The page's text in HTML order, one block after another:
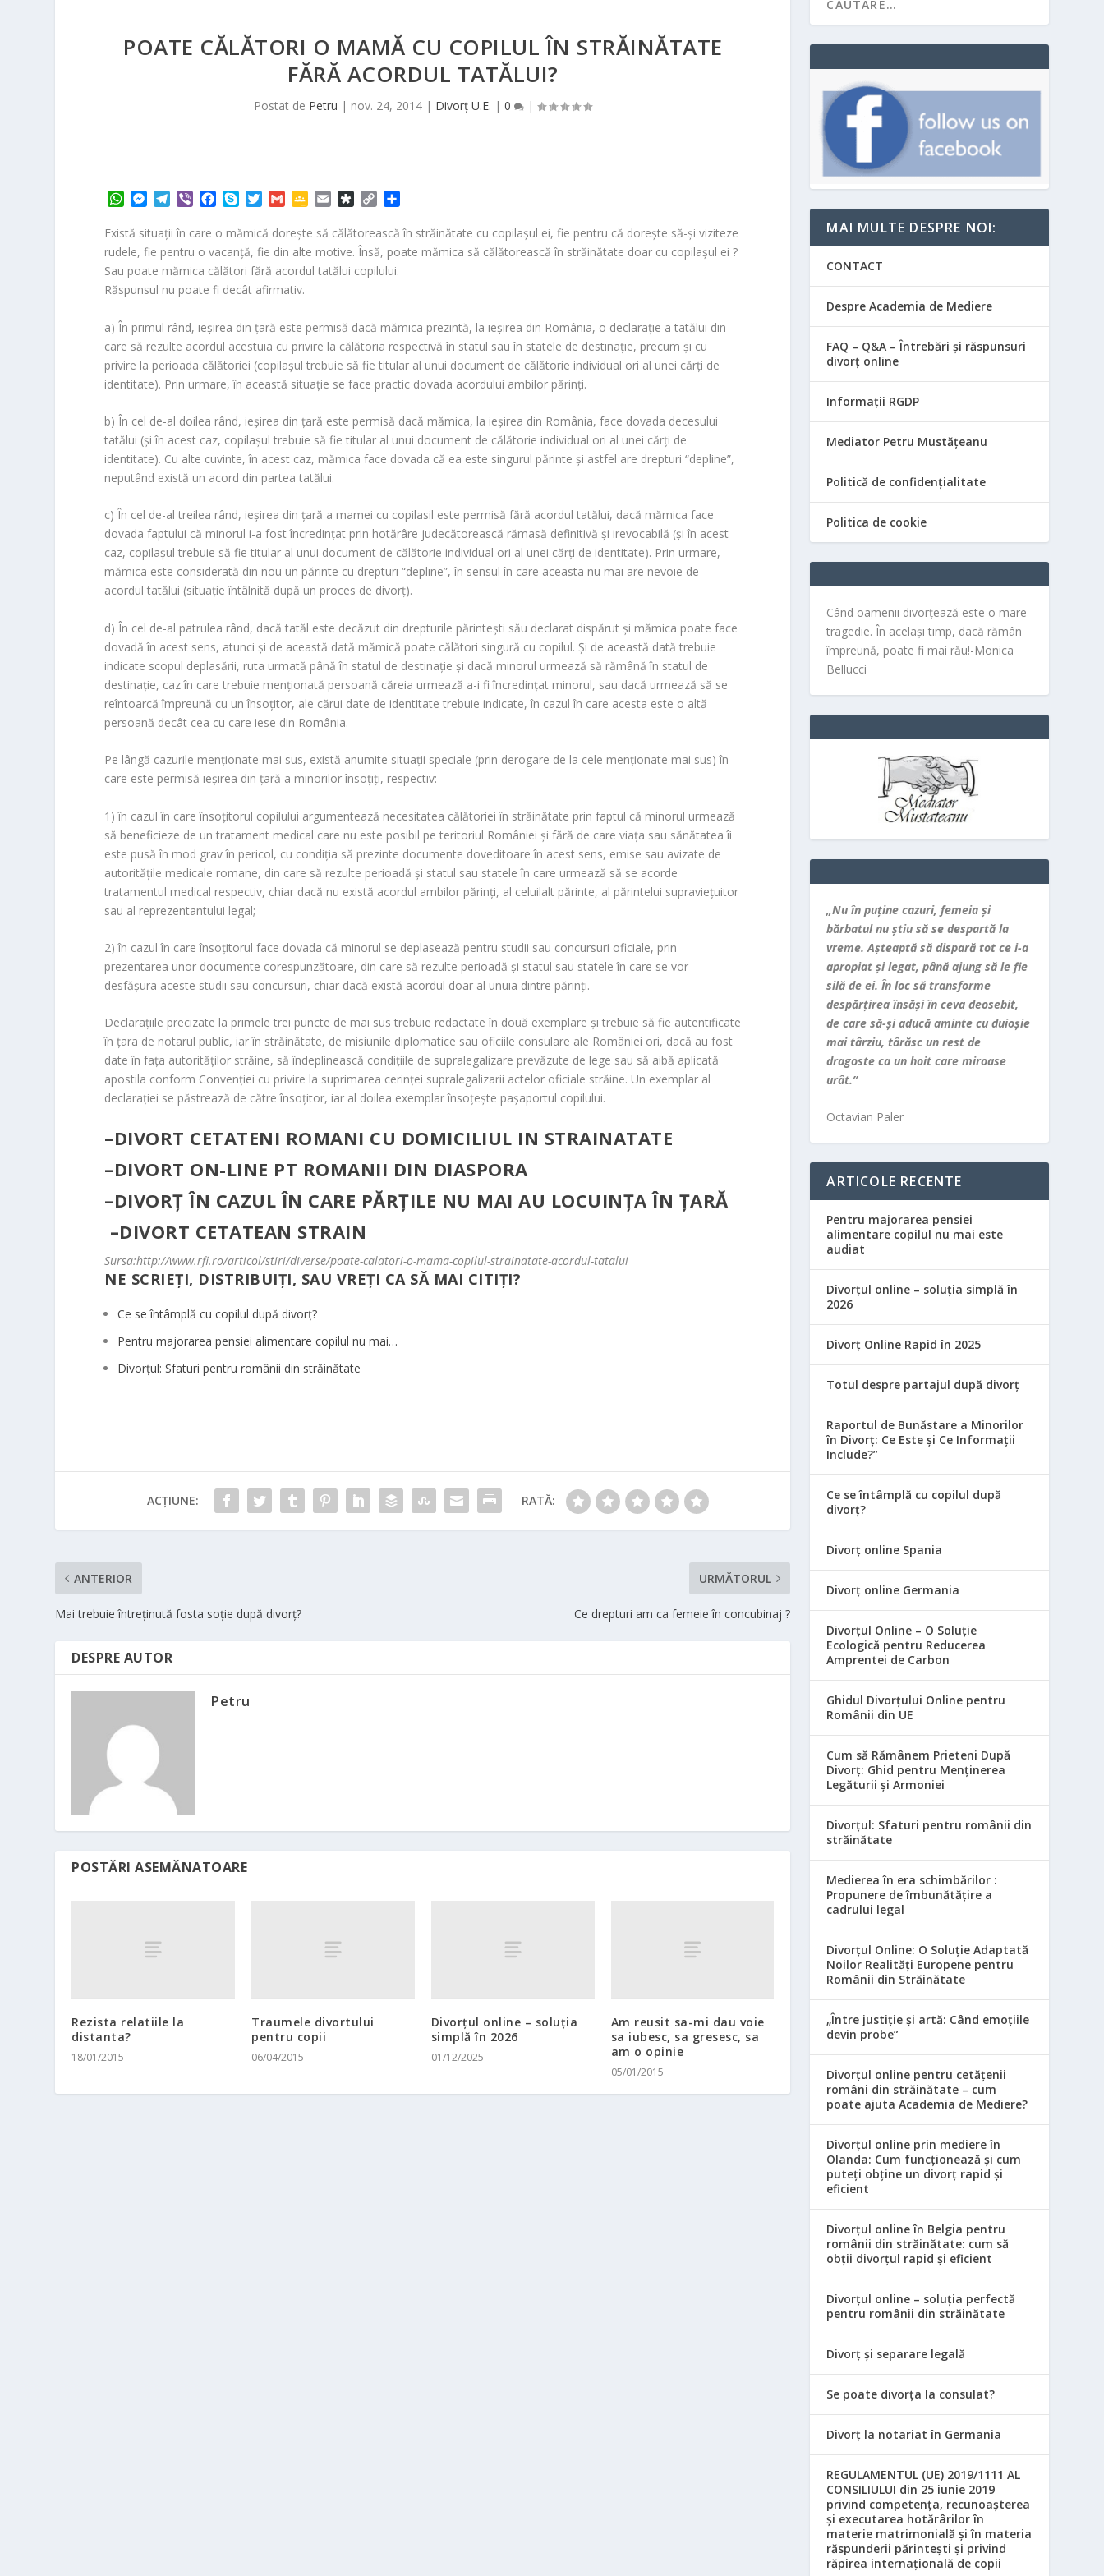
POATE CĂLĂTORI O MAMĂ CU COPILUL ÎN STRĂINĂTATE
FĂRĂ ACORDUL TATĂLUI?
Postat de Petru | nov. 24, 2014 | Divorț U.E. |0 |
W
a
t
s
A
p
M
s
s
e
n
g
r
T
l
e
g
r
a
V
b
e
r
c
e
b
o
o
y
p
e
T
i
t
t
e
r
G
a
i
l
G
o
g
l
e
a
s
s
r
m
a
i
l
D
a
s
p
o
p
y
L
i
r
t
z
ă
Există situaţii în care o mămică doreşte să călătorească în străinătate cu copilaşul ei, fie pentru că doreşte să-şi viziteze
rudele, fie pentru o vacanţă, fie din alte motive. Însă, poate mămica să călătorească în străinătate doar cu copilaşul ei ?
Sau poate mămica călători fără acordul tatălui copilului.
Răspunsul nu poate fi decât afirmativ.
a) În primul rând, ieşirea din ţară este permisă dacă mămica prezintă, la ieşirea din România, o declaraţie a tatălui din
care să rezulte acordul acestuia cu privire la călătoria respectivă în statul sau în statele de destinaţie, precum şi cu
privire la perioada călătoriei (copilaşul trebuie să fie titular al unui document de călătorie individual ori al unei cărţi de
identitate). Prin urmare, în această situaţie se face practic dovada acordului ambilor părinţi.
b) În cel de-al doilea rând, ieşirea din ţară este permisă dacă mămica, la ieşirea din România, face dovada decesului
tatălui (şi în acest caz, copilaşul trebuie să fie titular al unui document de călătorie individual ori al unei cărţi de
identitate). Cu alte cuvinte, în acest caz, mămica face dovada că ea este singurul părinte şi astfel are drepturi “depline”,
neputând există un acord din partea tatălui.
c) În cel de-al treilea rând, ieşirea din ţară a mamei cu copilasil este permisă fără acordul tatălui, dacă mămica face
dovada faptului că minorul i-a fost încredinţat prin hotărâre judecătorească rămasă definitivă şi irevocabilă (şi în acest
caz, copilaşul trebuie să fie titular al unui document de călătorie individual ori al unei cărţi de identitate). Prin urmare,
mămica este considerată din nou un părinte cu drepturi “depline”, în sensul în care aceasta nu mai are nevoie de
acordul tatălui (situaţie întâlnită după un proces de divorţ).
d) În cel de-al patrulea rând, dacă tatăl este decăzut din drepturile părinteşti său declarat dispărut şi mămica poate face
dovadă în acest sens, atunci şi de această dată mămică poate călători singură cu copilul. Şi de această dată trebuie
indicate scopul deplasării, ruta urmată până în statul de destinaţie şi dacă minorul urmează să rămână în statul de
destinaţie, caz în care trebuie menţionată persoană căreia urmează a-i fi încredinţat minorul, sau dacă urmează să se
reîntoarcă împreună cu un însoţitor, ale cărui date de identitate trebuie indicate, în cazul în care acesta este o altă
persoană decât cea cu care iese din România.
Pe lângă cazurile menţionate mai sus, există anumite situaţii speciale (prin derogare de la cele menţionate mai sus) în
care este permisă ieşirea din ţară a minorilor însoţiţi, respectiv:
1) în cazul în care însoţitorul copilului argumentează necesitatea călătoriei în străinătate prin faptul că minorul urmează
să beneficieze de un tratament medical care nu este posibil pe teritoriul României şi fără de care viaţa sau sănătatea îi
este pusă în mod grav în pericol, cu condiţia să prezinte documente doveditoare în acest sens, emise sau avizate de
autorităţile medicale romane, din care să rezulte perioadă şi statul sau statele în care urmează să se acorde
tratamentul medical respectiv, chiar dacă nu există acordul ambilor părinţi, al celuilalt părinte, al părintelui supravieţuitor
sau al reprezentantului legal;
2) în cazul în care însoţitorul face dovada că minorul se deplasează pentru studii sau concursuri oficiale, prin
prezentarea unor documente corespunzătoare, din care să rezulte perioadă şi statul sau statele în care se vor
desfăşura aceste studii sau concursuri, chiar dacă există acordul doar al unuia dintre părinţi.
Declaraţiile precizate la primele trei puncte de mai sus trebuie redactate în două exemplare şi trebuie să fie autentificate
în ţara de notarul public, iar în străinătate, de misiunile diplomatice sau oficiile consulare ale României ori, dacă au fost
date în faţa autorităţilor străine, să îndeplinească condiţiile de supralegalizare prevăzute de lege sau să aibă aplicată
apostila conform Convenţiei cu privire la suprimarea cerinţei supralegalizarii actelor oficiale străine. Un exemplar al
declaraţiei se păstrează de către însoţitor, iar al doilea exemplar însoţeşte paşaportul copilului.
–DIVORT CETATENI ROMANI CU DOMICILIUL IN STRAINATATE
–DIVORT ON-LINE PT ROMANII DIN DIASPORA
–DIVORȚ ÎN CAZUL ÎN CARE PĂRȚILE NU MAI AU LOCUINȚA ÎN ȚARĂ
–DIVORT CETATEAN STRAIN
Sursa:http://www.rfi.ro/articol/stiri/diverse/poate-calatori-o-mama-copilul-strainatate-acordul-tatalui
NE SCRIEȚI, DISTRIBUIȚI, SAU VREȚI CA SĂ MAI CITIȚI?
Ce se întâmplă cu copilul după divorț?
Pentru majorarea pensiei alimentare copilul nu mai…
Divorțul: Sfaturi pentru românii din străinătate
ACȚIUNE: RATĂ:
ANTERIOR
Mai trebuie întreţinută fosta soţie după divorţ?
URMĂTORUL
Ce drepturi am ca femeie în concubinaj ?
DESPRE AUTOR
Petru
POSTĂRI ASEMĂNATOARE
Rezista relatiile la
distanta?
18/01/2015
Traumele divortului
pentru copii
06/04/2015
Divorțul online – soluția
simplă în 2026
01/12/2025
Am reusit sa-mi dau voie
sa iubesc, sa gresesc, sa
am o opinie
05/01/2015
MAI MULTE DESPRE NOI:
CONTACT
Despre Academia de Mediere
FAQ – Q&A – Întrebări și răspunsuri
divorț online
Informații RGDP
Mediator Petru Mustățeanu
Politică de confidențialitate
Politica de cookie
Când oamenii divorțează este o mare
tragedie. În același timp, dacă rămân
împreună, poate fi mai rău!-Monica
Bellucci
„Nu în puţine cazuri, femeia şi
bărbatul nu ştiu să se despartă la
vreme. Aşteaptă să dispară tot ce i-a
apropiat şi legat, până ajung să le fie
silă de ei. În loc să transforme
despărţirea însăşi în ceva deosebit,
de care să-şi aducă aminte cu duioşie
mai târziu, târăsc un rest de
dragoste ca un hoit care miroase
urât.”
Octavian Paler
ARTICOLE RECENTE
Pentru majorarea pensiei
alimentare copilul nu mai este
audiat
Divorțul online – soluția simplă în
2026
Divorț Online Rapid în 2025
Totul despre partajul după divorț
Raportul de Bunăstare a Minorilor
în Divorț: Ce Este și Ce Informații
Include?”
Ce se întâmplă cu copilul după
divorț?
Divorț online Spania
Divorț online Germania
Divorțul Online – O Soluție
Ecologică pentru Reducerea
Amprentei de Carbon
Ghidul Divorțului Online pentru
Românii din UE
Cum să Rămânem Prieteni După
Divorț: Ghid pentru Menținerea
Legăturii și Armoniei
Divorțul: Sfaturi pentru românii din
străinătate
Medierea în era schimbărilor :
Propunere de îmbunătățire a
cadrului legal
Divorțul Online: O Soluție Adaptată
Noilor Realități Europene pentru
Românii din Străinătate
„Între justiție și artă: Când emoțiile
devin probe”
Divorțul online pentru cetățenii
români din străinătate – cum
poate ajuta Academia de Mediere?
Divorțul online prin mediere în
Olanda: Cum funcționează și cum
puteți obține un divorț rapid și
eficient
Divorțul online în Belgia pentru
românii din străinătate: cum să
obții divorțul rapid și eficient
Divorțul online – soluția perfectă
pentru românii din străinătate
Divorț și separare legală
Se poate divorța la consulat?
Divorț la notariat în Germania
REGULAMENTUL (UE) 2019/1111 AL
CONSILIULUI din 25 iunie 2019
privind competența, recunoașterea
și executarea hotărârilor în
materie matrimonială și în materia
răspunderii părintești și privind
răpirea internațională de copii